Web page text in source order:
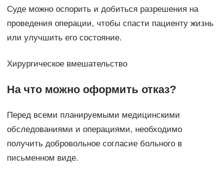
Суде можно оспорить и добиться разрешения на
проведения операции, чтобы спасти пациенту жизнь
или улучшить его состояние.
Хирургическое вмешательство
На что можно оформить отказ?
Перед всеми планируемыми медицинскими
обследованиями и операциями, необходимо
получить добровольное согласие больного в
письменном виде.